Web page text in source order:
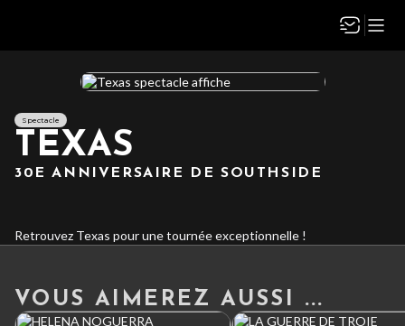
Spectacle
TEXAS
30E ANNIVERSAIRE DE SOUTHSIDE
Retrouvez Texas pour une tournée exceptionnelle !
VOUS AIMEREZ AUSSI ...